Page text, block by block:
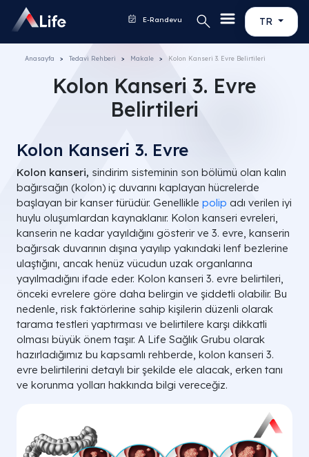
TR
E-Randevu
Anasayfa Tedavi Rehberi Makale Kolon Kanseri 3. Evre Belirtileri
Kolon Kanseri 3. Evre
Belirtileri
Kolon Kanseri 3. Evre
Kolon kanseri, sindirim sisteminin son bölümü olan kalın
bağırsağın (kolon) iç duvarını kaplayan hücrelerde
başlayan bir kanser türüdür. Genellikle polip adı verilen iyi
huylu oluşumlardan kaynaklanır. Kolon kanseri evreleri,
kanserin ne kadar yayıldığını gösterir ve 3. evre, kanserin
bağırsak duvarının dışına yayılıp yakındaki lenf bezlerine
ulaştığını, ancak henüz vücudun uzak organlarına
yayılmadığını ifade eder. Kolon kanseri 3. evre belirtileri,
önceki evrelere göre daha belirgin ve şiddetli olabilir. Bu
nedenle, risk faktörlerine sahip kişilerin düzenli olarak
tarama testleri yaptırması ve belirtilere karşı dikkatli
olması büyük önem taşır. A Life Sağlık Grubu olarak
hazırladığımız bu kapsamlı rehberde, kolon kanseri 3.
evre belirtilerini detaylı bir şekilde ele alacak, erken tanı
ve korunma yolları hakkında bilgi vereceğiz.